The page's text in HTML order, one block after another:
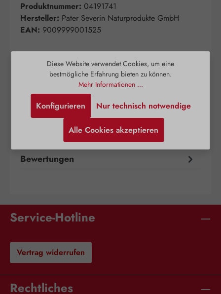
Produktnummer: 04191741
Hersteller: Pater Severin Naturprodukte GmbH
EAN: 9009999001525
Beschreibung
Teebaumöl-Vaginalsupp enthalten Teebaumöl in
einer Zäpfchengrundlage. Das Produkt ist
geeignet für die Vaginalhygiene. Als h…
Bewertungen
Service-Hotline
Vertrag widerrufen
Rechtliches
Diese Website verwendet Cookies, um eine
bestmögliche Erfahrung bieten zu können.
Mehr Informationen ...
Nur technisch notwendige
Konfigurieren
Alle Cookies akzeptieren